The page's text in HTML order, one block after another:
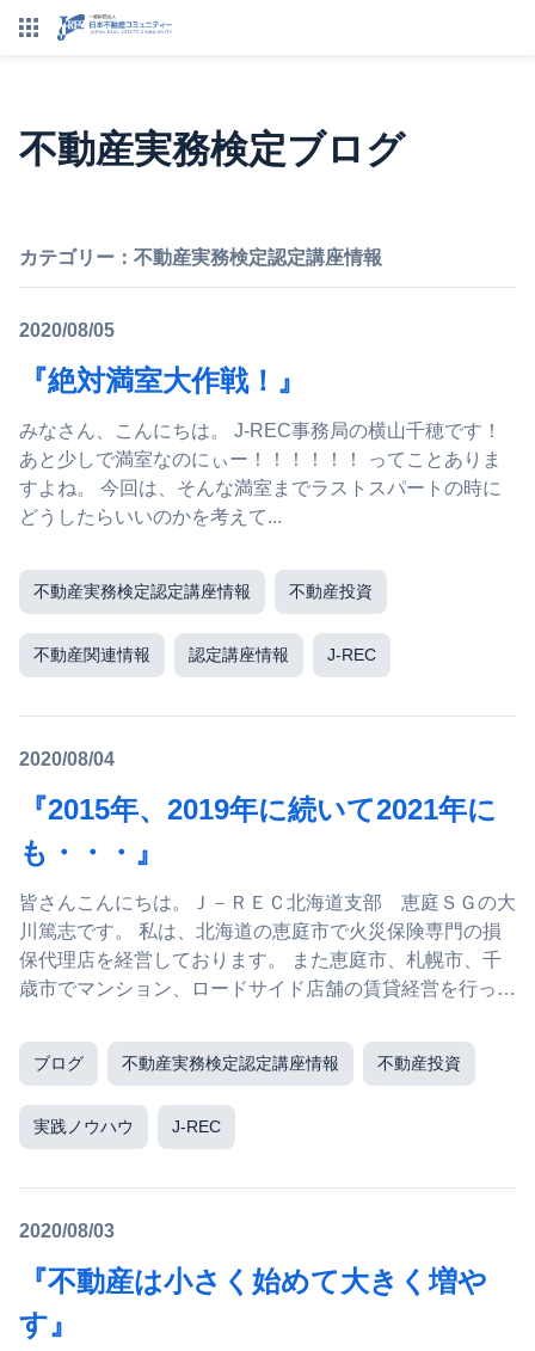
不動産実務検定ブログ
カテゴリー： 不動産実務検定認定講座情報
2020/08/05
『絶対満室大作戦！』
みなさん、こんにちは。 J-REC事務局の横山千穂です！
あと少しで満室なのにぃー！！！！！！ ってことありま
すよね。 今回は、そんな満室までラストスパートの時に
どうしたらいいのかを考えて...
不動産実務検定認定講座情報 不動産投資
不動産関連情報 認定講座情報 J-REC
2020/08/04
『2015年、2019年に続いて2021年に
も・・・』
皆さんこんにちは。Ｊ－ＲＥＣ北海道支部 恵庭ＳＧの大
川篤志です。 私は、北海道の恵庭市で火災保険専門の損
保代理店を経営しております。 また恵庭市、札幌市、千
歳市でマンション、ロードサイド店舗の賃貸経営を行って
での火災...
ブログ 不動産実務検定認定講座情報 不動産投資
実践ノウハウ J-REC
2020/08/03
『不動産は小さく始めて大きく増や
す』